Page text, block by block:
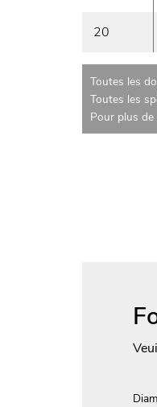
20
Toutes les
Toutes les
Pour plus